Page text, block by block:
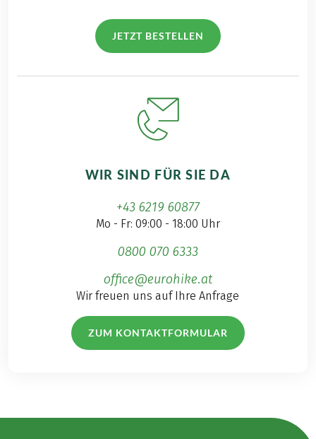
JETZT BESTELLEN
WIR SIND FÜR SIE DA
+43 6219 60877
Mo - Fr: 09:00 - 18:00 Uhr
0800 070 6333
office@eurohike.at
Wir freuen uns auf Ihre Anfrage
ZUM KONTAKTFORMULAR